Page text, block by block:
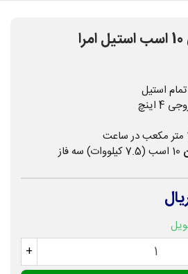
پمپ جت جکوزی 10 اسب استیل امرا
استیل
اینچ
+